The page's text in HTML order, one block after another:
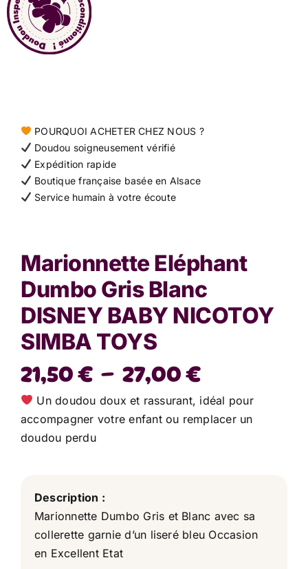
Contact
POURQUOI ACHETER CHEZ NOUS ?
Doudou soigneusement vérifié
Expédition rapide
Boutique française basée en Alsace
Service humain à votre écoute
Marionnette Eléphant
Dumbo Gris Blanc
DISNEY BABY NICOTOY
SIMBA TOYS
21,50€ – 27,00€Plage
de
prix :
Un doudou doux et rassurant, idéal pour
accompagner votre enfant ou remplacer un
doudou perdu
Description :
Marionnette Dumbo Gris et Blanc avec sa
collerette garnie d’un liseré bleu Occasion
en Excellent Etat